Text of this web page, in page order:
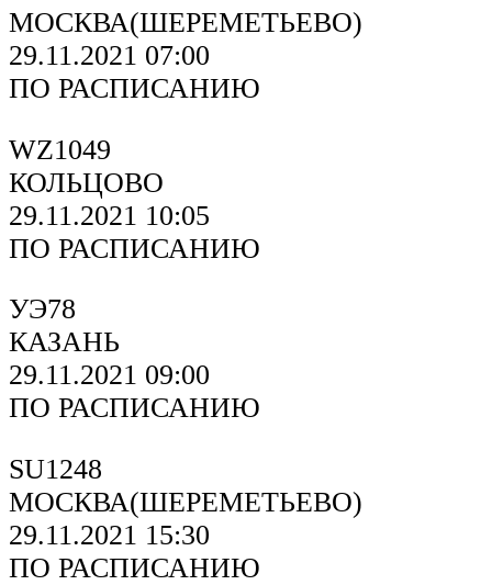
МОСКВА(ШЕРЕМЕТЬЕВО)
29.11.2021 07:00
ПО РАСПИСАНИЮ
WZ1049
КОЛЬЦОВО
29.11.2021 10:05
ПО РАСПИСАНИЮ
УЭ78
КАЗАНЬ
29.11.2021 09:00
ПО РАСПИСАНИЮ
SU1248
МОСКВА(ШЕРЕМЕТЬЕВО)
29.11.2021 15:30
ПО РАСПИСАНИЮ